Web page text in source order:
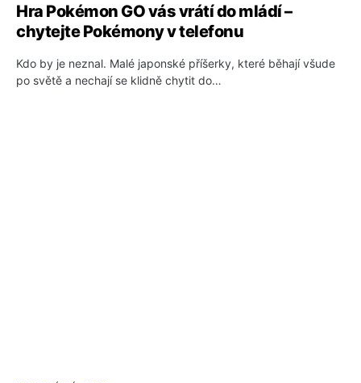
Hra Pokémon GO vás vrátí do mládí –
chytejte Pokémony v telefonu
Kdo by je neznal. Malé japonské příšerky, které běhají všude
po světě a nechají se klidně chytit do…